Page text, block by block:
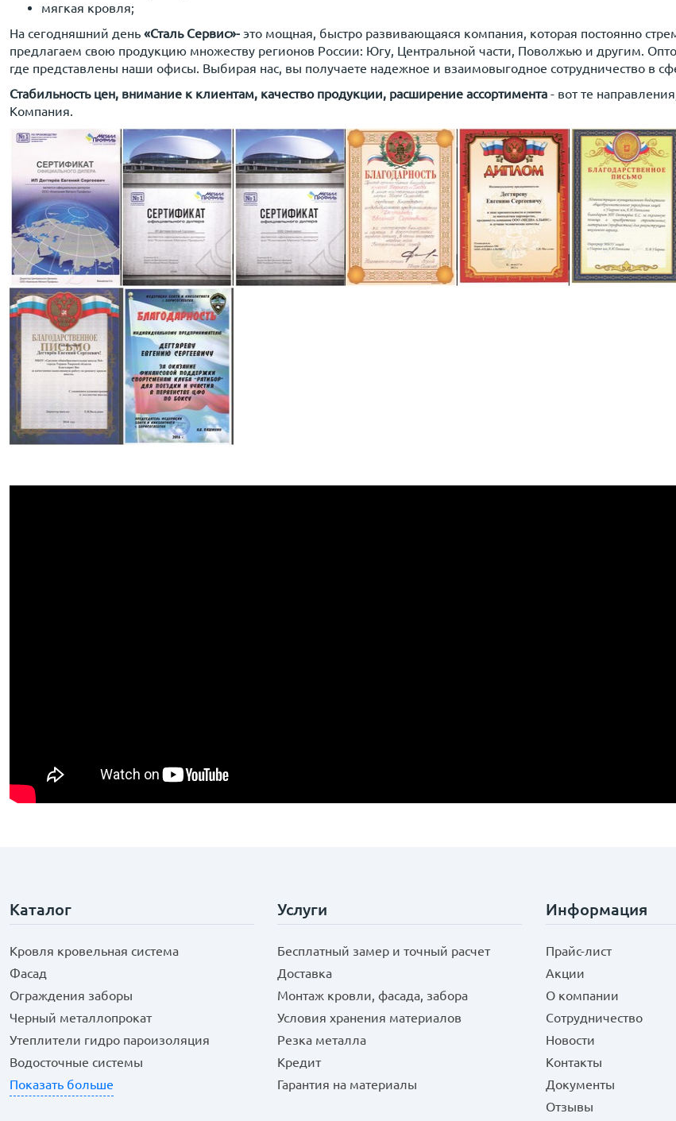
мягкая кровля;
На сегодняшний день «Сталь Сервис»- это мощная, быстро развивающаяся компания, которая постоянно
предлагаем свою продукцию множеству регионов России: Югу, Центральной части, Поволжью и другим.
где представлены наши офисы. Выбирая нас, вы получаете надежное и взаимовыгодное сотрудничество в
Стабильность цен, внимание к клиентам, качество продукции, расширение ассортимента - вот те
Компания.
Каталог
Кровля кровельная система
Фасад
Ограждения заборы
Черный металлопрокат
Утеплители гидро пароизоляция
Водосточные системы
Показать больше
Услуги
Бесплатный замер и точный расчет
Доставка
Монтаж кровли, фасада, забора
Условия хранения материалов
Резка металла
Кредит
Гарантия на материалы
Информация
Прайс-лист
Акции
О компании
Сотрудничество
Новости
Контакты
Документы
Отзывы